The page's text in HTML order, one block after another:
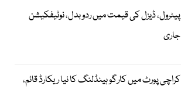
پیٹرول، ڈیزل کی قیمت میں ردوبدل، نوٹیفکیشن
جاری
کراچی پورٹ میں کارگو ہینڈلنگ کا نیا ریکارڈ قائم،